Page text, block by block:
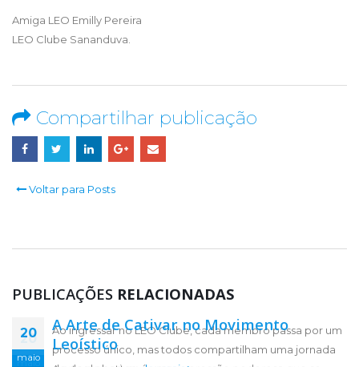
Amiga LEO Emilly Pereira
LEO Clube Sananduva.
Compartilhar publicação
Voltar para Posts
PUBLICAÇÕES RELACIONADAS
20
maio
A Arte de Cativar no Movimento
Leoístico
20
maio
Ao ingressar no LEO Clube, cada membro passa por um
processo único, mas todos compartilham uma jornada